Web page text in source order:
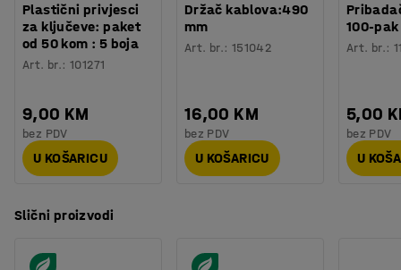
Plastični privjesci
za ključeve: paket
od 50 kom : 5 boja
Art. br.:101271
9,00 KM
bez PDV
U KOŠARICU
Držač kablova:490
mm
Art. br.: 151042
16,00 KM
bez PDV
U KOŠARICU
100-pak
Art. br.:
5,00
bez PDV
U
Slični proizvodi